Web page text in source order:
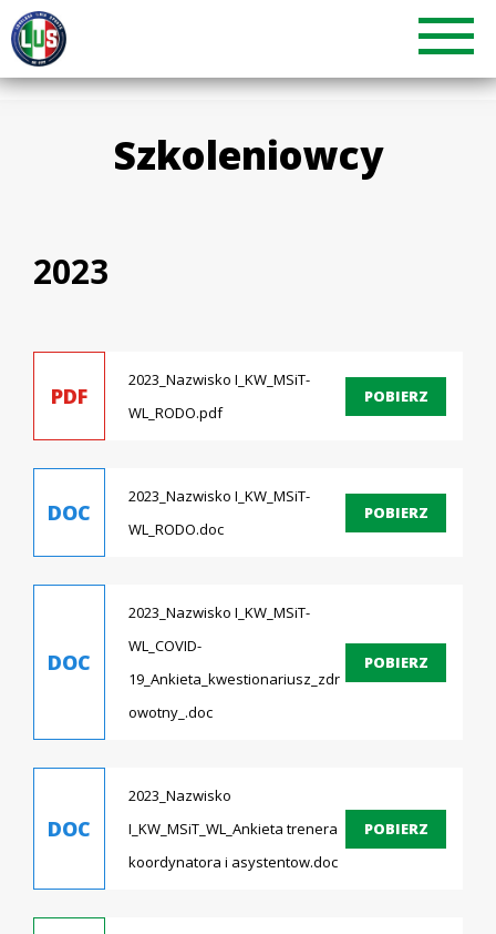
Szkoleniowcy
2023
PDF
2023_Nazwisko I_KW_MSiT-
WL_RODO.pdf
POBIERZ
DOC
2023_Nazwisko I_KW_MSiT-
WL_RODO.doc
POBIERZ
DOC
2023_Nazwisko I_KW_MSiT-
WL_COVID-
19_Ankieta_kwestionariusz_zdr
owotny_.doc
POBIERZ
DOC
2023_Nazwisko
I_KW_MSiT_WL_Ankieta trenera
koordynatora i asystentow.doc
POBIERZ